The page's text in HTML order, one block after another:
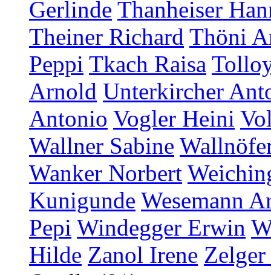
Gerlinde Thanheiser
Theiner Richard Thöni
Peppi Tkach Raisa
Arnold Unterkircher
Antonio Vogler Heini
Wallner Sabine
Wanker Norbert
Kunigunde Wesemann
Pepi Windegger Erwin
Hilde Zanol Irene Zelger